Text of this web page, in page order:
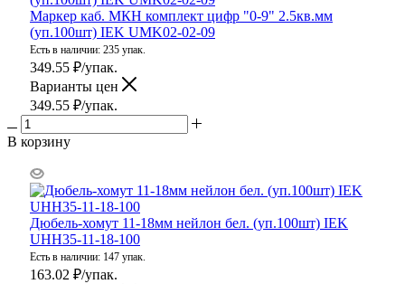
Маркер каб. МКН комплект цифр "0-9" 2.5кв.мм
(уп.100шт) IEK UMK02-02-09
Есть в наличии: 235 упак.
349.55 ₽/упак.
Варианты цен
349.55 ₽/упак.
В корзину
Дюбель-хомут 11-18мм нейлон бел. (уп.100шт) IEK
UHH35-11-18-100
Есть в наличии: 147 упак.
163.02 ₽/упак.